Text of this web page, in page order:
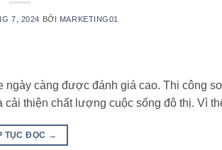
7, 2024 BỞI MARKETING01
càng được đánh giá cao. Thi công
cải thiện chất lượng cuộc sống đô thị. Vì
TỤC ĐỌC →